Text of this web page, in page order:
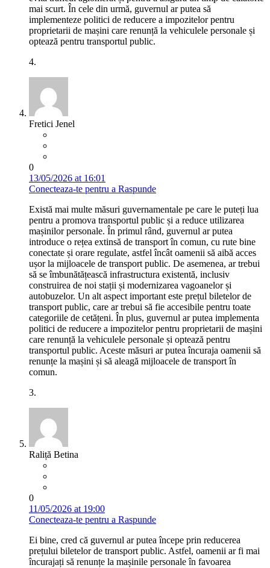
mai scurt. În cele din urmă, guvernul ar putea să
implementeze politici de reducere a impozitelor pentru
proprietarii de mașini care renunță la vehiculele personale și
optează pentru transportul public.
4.
Fretici Jenel
0
13/05/2026 at 16:01
Conecteaza-te pentru a Raspunde
Există mai multe măsuri guvernamentale pe care le puteți lua
pentru a promova transportul public și a reduce utilizarea
mașinilor personale. În primul rând, guvernul ar putea
introduce o rețea extinsă de transport în comun, cu rute bine
conectate și orare regulate, astfel încât oamenii să aibă acces
ușor la mijloacele de transport public. De asemenea, ar trebui
să se îmbunătățească infrastructura existentă, inclusiv
construirea de noi stații și modernizarea vagoanelor și
autobuzelor. Un alt aspect important este prețul biletelor de
transport public, care ar trebui să fie accesibile pentru toate
categoriile de cetățeni. În plus, guvernul ar putea implementa
politici de reducere a impozitelor pentru proprietarii de mașini
care renunță la vehiculele personale și optează pentru
transportul public. Aceste măsuri ar putea încuraja oamenii să
renunțe la mașini și să aleagă mijloacele de transport în
comun.
3.
Raliță Betina
0
11/05/2026 at 19:00
Conecteaza-te pentru a Raspunde
Ei bine, cred că guvernul ar putea începe prin reducerea
prețului biletelor de transport public. Astfel, oamenii ar fi mai
încurajați să renunțe la mașinile personale în favoarea